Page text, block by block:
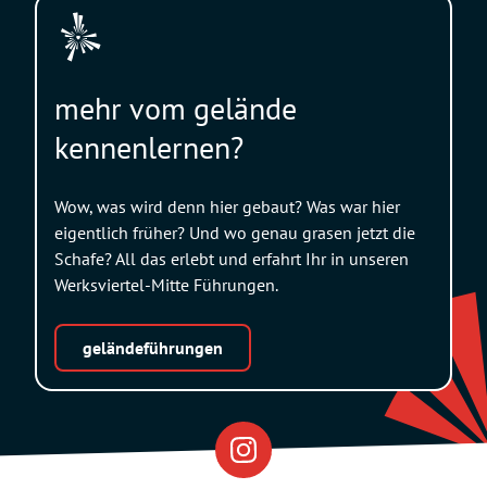
mehr vom gelände
kennenlernen?
Wow, was wird denn hier gebaut? Was war hier
eigentlich früher? Und wo genau grasen jetzt die
Schafe? All das erlebt und erfahrt Ihr in unseren
Werksviertel-Mitte Führungen.
geländeführungen